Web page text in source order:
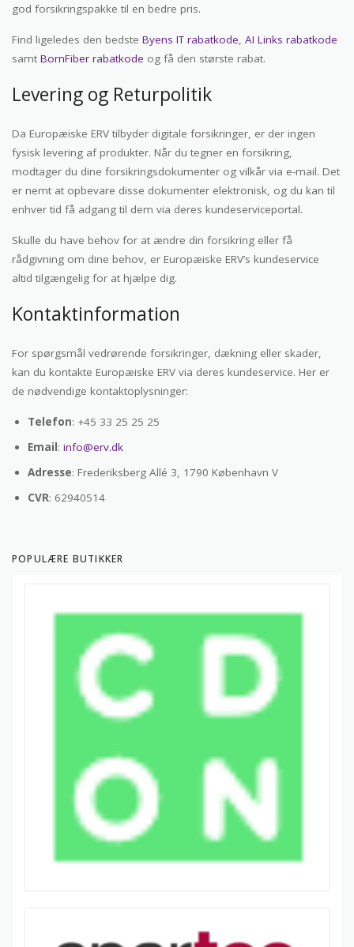
god forsikringspakke til en bedre pris.
Find ligeledes den bedste Byens IT rabatkode, AI Links rabatkode
samt BornFiber rabatkode og få den største rabat.
Levering og Returpolitik
Da Europæiske ERV tilbyder digitale forsikringer, er der ingen
fysisk levering af produkter. Når du tegner en forsikring,
modtager du dine forsikringsdokumenter og vilkår via e-mail. Det
er nemt at opbevare disse dokumenter elektronisk, og du kan til
enhver tid få adgang til dem via deres kundeserviceportal.
Skulle du have behov for at ændre din forsikring eller få
rådgivning om dine behov, er Europæiske ERV’s kundeservice
altid tilgængelig for at hjælpe dig.
Kontaktinformation
For spørgsmål vedrørende forsikringer, dækning eller skader,
kan du kontakte Europæiske ERV via deres kundeservice. Her er
de nødvendige kontaktoplysninger:
Telefon: +45 33 25 25 25
Email: info@erv.dk
Adresse: Frederiksberg Allé 3, 1790 København V
CVR: 62940514
POPULÆRE BUTIKKER